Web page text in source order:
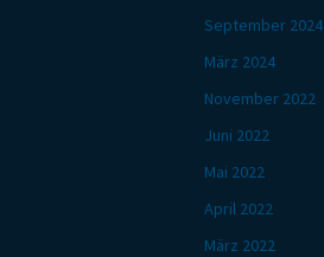
September 2024
März 2024
November 2022
Juni 2022
Mai 2022
April 2022
März 2022